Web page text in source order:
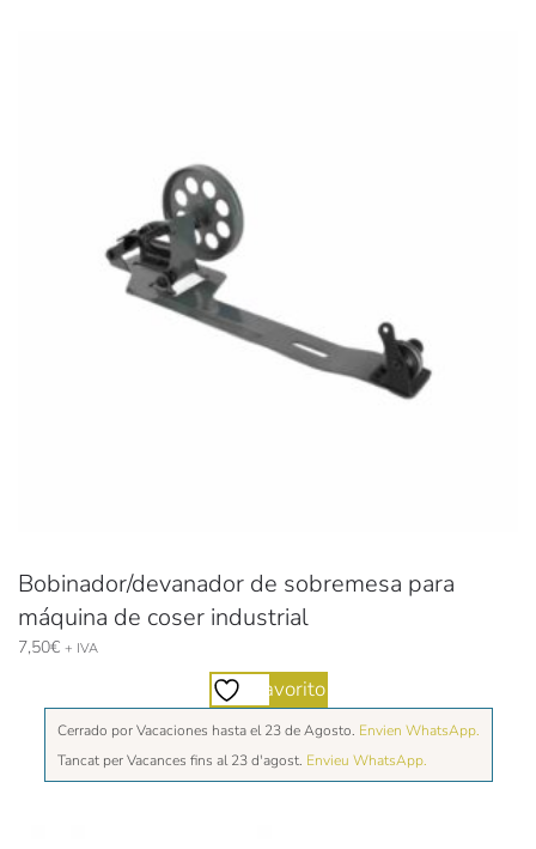
Bobinador/devanador de sobremesa para
máquina de coser industrial
7,50€ + IVA
Favorito
Cerrado por Vacaciones hasta el 23 de Agosto. Envien WhatsApp.
Tancat per Vacances fins al 23 d'agost. Envieu WhatsApp.